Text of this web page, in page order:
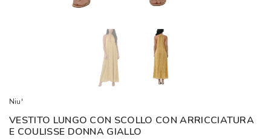
Niu'
VESTITO LUNGO CON SCOLLO CON ARRICCIATURA
E COULISSE DONNA GIALLO